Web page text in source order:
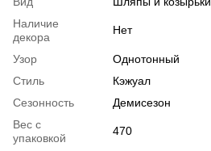
Наличие
декора
Нет
Узор
Однотонный
Стиль
Кэжуал
Сезонность
Демисезон
Вес с
упаковкой
470